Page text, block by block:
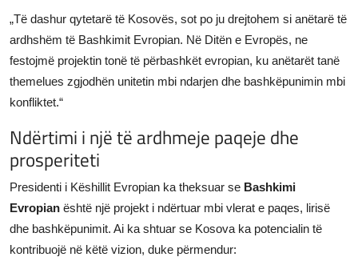
„Të dashur qytetarë të Kosovës, sot po ju drejtohem si anëtarë të
ardhshëm të Bashkimit Evropian. Në Ditën e Evropës, ne
festojmë projektin tonë të përbashkët evropian, ku anëtarët tanë
themelues zgjodhën unitetin mbi ndarjen dhe bashkëpunimin mbi
konfliktet.“
Ndërtimi i një të ardhmeje paqeje dhe
prosperiteti
Presidenti i Këshillit Evropian ka theksuar se Bashkimi
Evropian është një projekt i ndërtuar mbi vlerat e paqes, lirisë
dhe bashkëpunimit. Ai ka shtuar se Kosova ka potencialin të
kontribuojë në këtë vizion, duke përmendur: